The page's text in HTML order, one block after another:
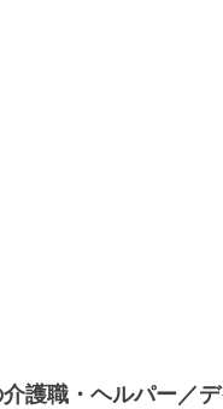
護職・ヘルパー／